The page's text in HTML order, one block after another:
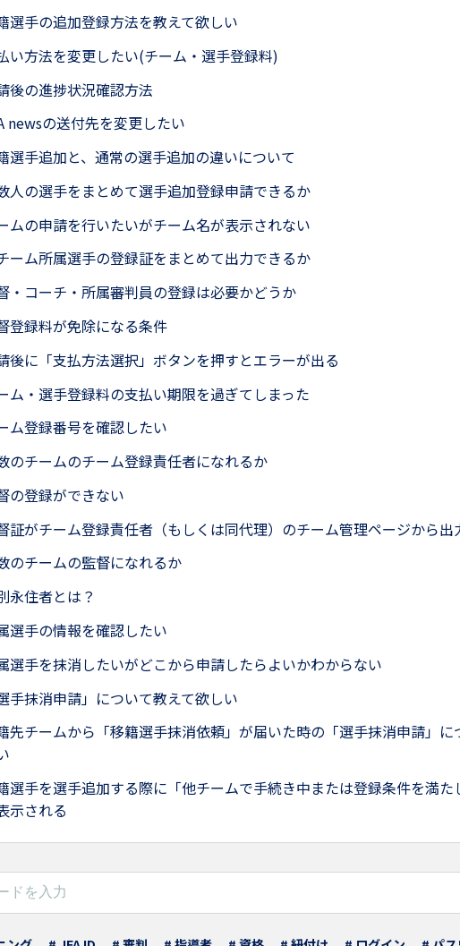
選手の追加登録方法を教えて欲しい
い方法を変更したい(チーム・選手登録料)
後の進捗状況確認方法
newsの送付先を変更したい
選手追加と、通常の選手追加の違いについて
人の選手をまとめて選手追加登録申請できるか
ムの申請を行いたいがチーム名が表示されない
ーム所属選手の登録証をまとめて出力できるか
・コーチ・所属審判員の登録は必要かどうか
登録料が免除になる条件
後に「支払方法選択」ボタンを押すとエラーが出る
ム・選手登録料の支払い期限を過ぎてしまった
ム登録番号を確認したい
のチームのチーム登録責任者になれるか
の登録ができない
証がチーム登録責任者（もしくは同代理）のチーム管理ページから出
のチームの監督になれるか
永住者とは？
選手の情報を確認したい
選手を抹消したいがどこから申請したらよいかわからない
選手抹消申請」について教えて欲しい
先チームから「移籍選手抹消依頼」が届いた時の「選手抹消申請」に
選手を選手追加する際に「他チームで手続き中または登録条件を満た
示される